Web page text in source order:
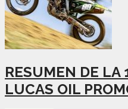
RESUMEN DE LA
LUCAS OIL